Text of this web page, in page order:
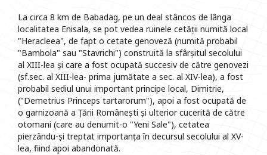
La circa 8 km de Babadag, pe un deal stâncos de lânga
localitatea Enisala, se pot vedea ruinele cetății numită local
"Heracleea", de fapt o cetate genoveză (numită probabil
"Bambola" sau "Stavrichi") construită la sfârșitul secolului
al XIII-lea și care a fost ocupată succesiv de către genovezi
(sf.sec. al XIII-lea- prima jumătate a sec. al XIV-lea), a fost
probabil sediul unui important principe local, Dimitrie,
("Demetrius Princeps tartarorum"), apoi a fost ocupată de
o garnizoană a Țării Românești și ulterior cucerită de către
otomani (care au denumit-o "Yeni Sale"), cetatea
pierzându-și treptat importanța în decursul secolului al XV-
lea, fiind apoi abandonată.